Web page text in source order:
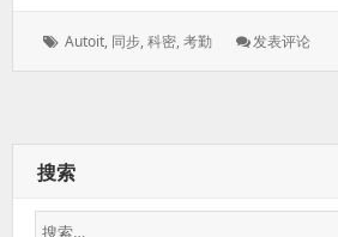
标
Autoit, 同步,科密,考勤 发表评论: 科
搜索
搜